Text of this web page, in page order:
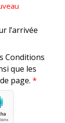
l’arrivée
Conditions
que les
page. *